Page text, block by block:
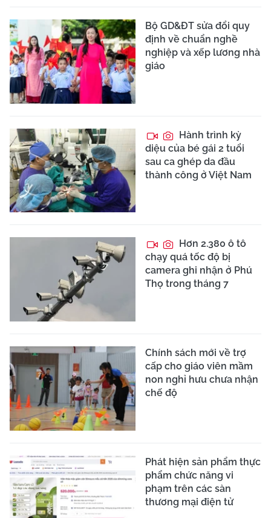
Bộ GD&ĐT sửa đổi quy
định về chuẩn nghề
nghiệp và xếp lương nhà
giáo
Hành trình kỳ
diệu của bé gái 2 tuổi
sau ca ghép da đầu
thành công ở Việt Nam
Hơn 2.380 ô tô
chạy quá tốc độ bị
camera ghi nhận ở Phú
Thọ trong tháng 7
Chính sách mới về trợ
cấp cho giáo viên mầm
non nghỉ hưu chưa nhận
chế độ
Phát hiện sản phẩm thực
phẩm chức năng vi
phạm trên các sàn
thương mại điện tử